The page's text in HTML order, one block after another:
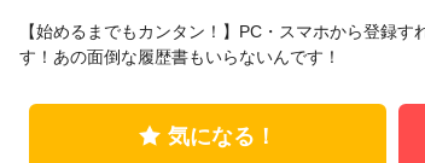
【始めるまでもカンタン！】PC・スマホから登録
す！あの面倒な履歴書もいらないんです！
気になる！